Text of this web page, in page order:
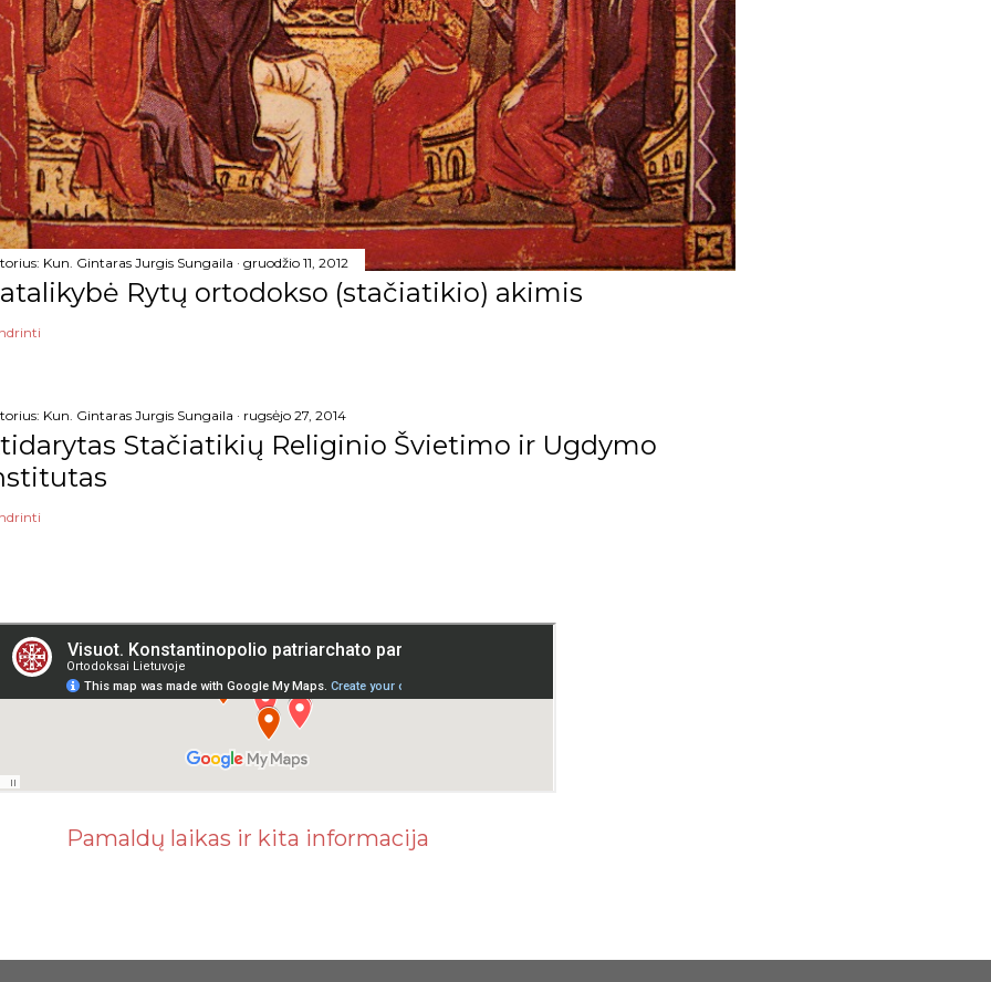
Kun. Gintaras Jurgis Sungaila gruodžio 11, 2012
Rytų ortodokso (stačiatikio) akimis
Kun. Gintaras Jurgis Sungaila rugsėjo 27, 2014
Stačiatikių Religinio Švietimo ir Ugdymo
Pamaldų laikas ir kita informacija